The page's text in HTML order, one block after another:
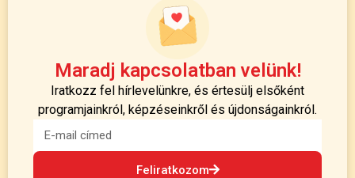
Maradj kapcsolatban velünk!
Iratkozz fel hírlevelünkre, és értesülj elsőként
programjainkról, képzéseinkről és újdonságainkról.
Feliratkozom